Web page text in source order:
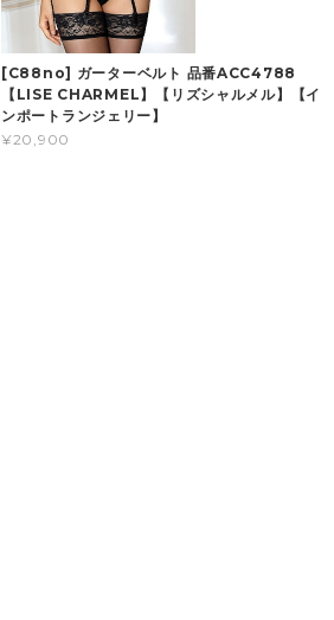
[C88no] ガーターベルト 品番ACC4788
【LISE CHARMEL】【リズシャルメル】【イ
ンポートランジェリー】
¥20,900